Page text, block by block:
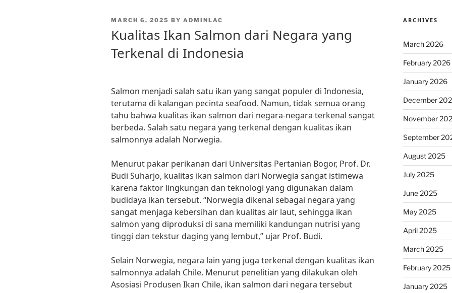
POSTED
MARCH 6, 2025 BY ADMINLAC
Kualitas Ikan Salmon dari Negara yang
Terkenal di Indonesia
Salmon menjadi salah satu ikan yang sangat populer di Indonesia,
terutama di kalangan pecinta seafood. Namun, tidak semua orang
tahu bahwa kualitas ikan salmon dari negara-negara terkenal sangat
berbeda. Salah satu negara yang terkenal dengan kualitas ikan
salmonnya adalah Norwegia.
Menurut pakar perikanan dari Universitas Pertanian Bogor, Prof. Dr.
Budi Suharjo, kualitas ikan salmon dari Norwegia sangat istimewa
karena faktor lingkungan dan teknologi yang digunakan dalam
budidaya ikan tersebut. “Norwegia dikenal sebagai negara yang
sangat menjaga kebersihan dan kualitas air laut, sehingga ikan
salmon yang diproduksi di sana memiliki kandungan nutrisi yang
tinggi dan tekstur daging yang lembut,” ujar Prof. Budi.
Selain Norwegia, negara lain yang juga terkenal dengan kualitas ikan
salmonnya adalah Chile. Menurut penelitian yang dilakukan oleh
Asosiasi Produsen Ikan Chile, ikan salmon dari negara tersebut
ARCHIVES
March 2026
February 2026
January 2026
December
November
September
August 2025
July 2025
June 2025
May 2025
April 2025
March 2025
February 2025
January 2025